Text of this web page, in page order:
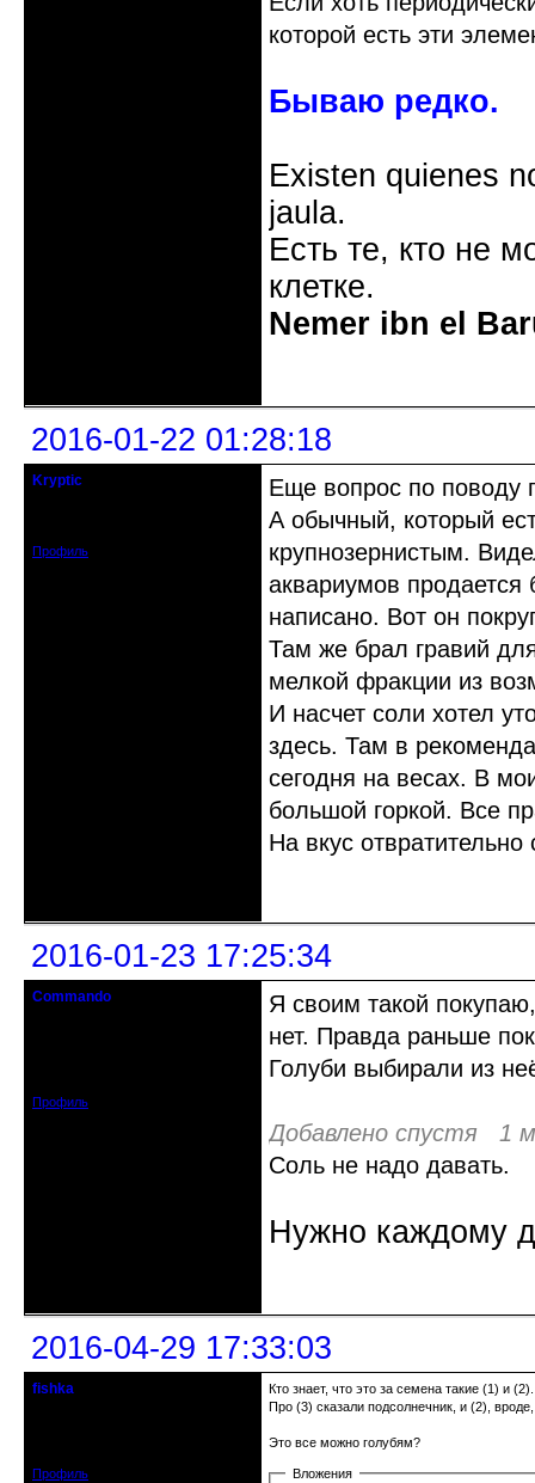
которой есть эти
Бываю редко.
Existen quienes
jaula.
Есть те, кто не
клетке.
Nemer ibn el
2016-01-22 01:28:18
Kryptic
Профиль
Еще вопрос по поводу
А обычный, который
крупнозернистым.
аквариумов
написано. Вот он
Там же брал гравий
мелкой фракции из
И насчет соли хотел
здесь. Там в
сегодня на весах. В
большой горкой. Все
На вкус
2016-01-23 17:25:34
Commando
Профиль
Я своим такой
нет. Правда раньше
Голуби выбирали из
Добавлено спустя 1
Соль не надо давать.
Нужно каждому
2016-04-29 17:33:03
fishka
Профиль
Кто знает, что это за семена такие (1) и (2).
Про (3) сказали подсолнечник, и (2),
Это все можно голубям?
Вложения